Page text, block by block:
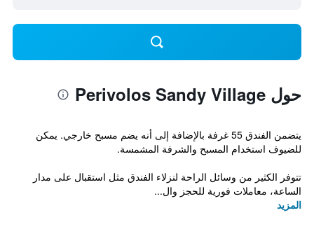
حول Perivolos Sandy Village
يتضمن الفندق 55 غرفة بالإضافة إلى أنه يضم مسبح خارجي. يمكن
للضيوف استخدام المسبح والشرفة المشمسة.
تتوفر الكثير من وسائل الراحة لنزلاء الفندق مثل استقبال على مدار
الساعة، معاملات فورية للحجز وال...
المزيد